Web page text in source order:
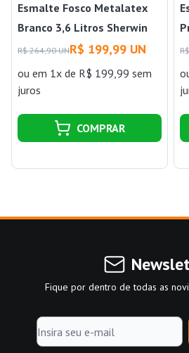
Esmalte Fosco Metalatex
Branco 3,6 Litros Sherwin
Williams
R$ 264,90 UNR$ 199,99 UN
ou em 1x de R$ 199,99 sem
juros
COMPRAR
Fique por dentro de todas as